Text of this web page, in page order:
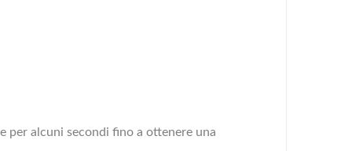
per alcuni secondi fino a ottenere una